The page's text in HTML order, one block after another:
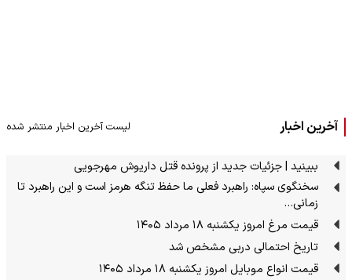
آخرین اخبار لیست آخرین اخبار منتشر شده
ببینید | جزئیات جدید از پرونده قتل داریوش مهرجویی
سخنگوی سپاه: راهبرد فعلی ما حفظ تنگه هرمز است و این راهبرد تا
زمانی…
قیمت مرغ امروز یکشنبه ۱۸ مرداد ۱۴۰۵
تاریخ احتمالی دربی مشخص شد
قیمت انواع موبایل امروز یکشنبه ۱۸ مرداد ۱۴۰۵